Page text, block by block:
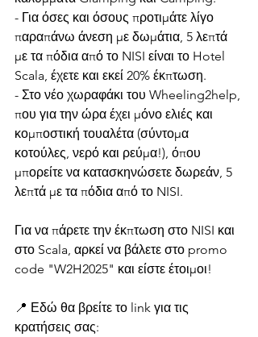
- Για όσες και όσους προτιμάτε λίγο
παραπάνω άνεση με δωμάτια, 5 λεπτά
με τα πόδια από το NISI είναι το Hotel
Scala, έχετε και εκεί 20% έκπτωση.
- Στο νέο χωραφάκι του Wheeling2help,
που για την ώρα έχει μόνο ελιές και
κομποστική τουαλέτα (σύντομα
κοτούλες, νερό και ρεύμα!), όπου
μπορείτε να κατασκηνώσετε δωρεάν, 5
λεπτά με τα πόδια από το NISI.
Για να πάρετε την έκπτωση στο NISI και
στο Scala, αρκεί να βάλετε στο promo
code "W2H2025" και είστε έτοιμοι!
📍 Εδώ θα βρείτε το link για τις
κρατήσεις σας: